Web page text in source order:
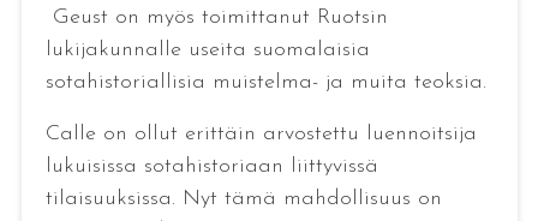
Geust on myös toimittanut Ruotsin
lukijakunnalle useita suomalaisia
sotahistoriallisia muistelma- ja muita teoksia.
Calle on ollut erittäin arvostettu luennoitsija
lukuisissa sotahistoriaan liittyvissä
tilaisuuksissa. Nyt tämä mahdollisuus on